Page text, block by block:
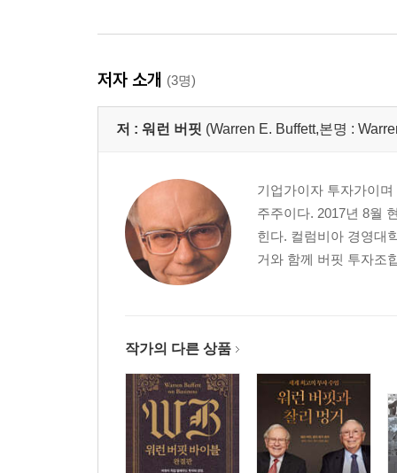
저자 소개 (3명)
저 : 워런 버핏 (Warren E. Buffett,본명 :
기업가이자 투자가이
주주이다. 2017년 8월
힌다. 컬럼비아 경영대
거와 함께 버핏 투자조
작가의 다른 상품